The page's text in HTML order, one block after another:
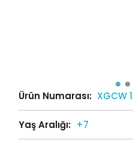
Ürün Numarası: XGCW
Yaş Aralığı: +7